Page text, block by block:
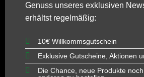
Genuss unseres exklusiven
erhältst regelmäßig:
10€ Willkommsgutschein
Exklusive Gutscheine, Aktionen
Die Chance, neue Produkte